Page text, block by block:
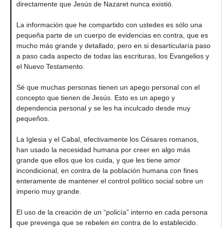
directamente que Jesús de Nazaret nunca existió.
La información que he compartido con ustedes es sólo una
pequeña parte de un cuerpo de evidencias en contra, que es
mucho más grande y detallado, pero en si desarticularía paso
a paso cada aspecto de todas las escrituras, los Evangelios y
el Nuevo Testamento.
Sé que muchas personas tienen un apego personal con el
concepto que tienen de Jesús. Esto es un apego y
dependencia personal y se les ha inculcado desde muy
pequeños.
La Iglesia y el Cabal, efectivamente los Césares romanos,
han usado la necesidad humana por creer en algo más
grande que ellos que los cuida, y que les tiene amor
incondicional, en contra de la población humana con fines
enteramente de mantener el control político social sobre un
imperio muy grande.
El uso de la creación de un “policía” interno en cada persona
que prevenga que se rebelen en contra de lo establecido.